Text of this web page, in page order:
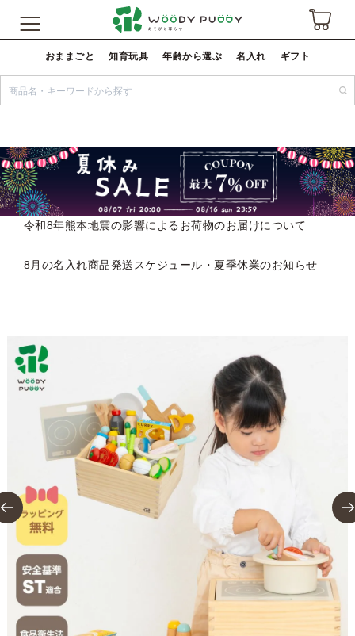
おままごと 知育玩具 年齢から選ぶ 名入れ ギフト
令和8年熊本地震の影響によるお荷物のお届けについて
8月の名入れ商品発送スケジュール・夏季休業のお知らせ